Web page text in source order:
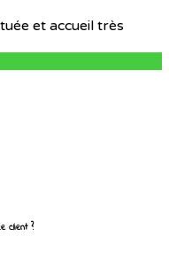
et accueil très
client ?